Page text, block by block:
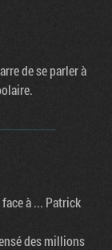
de se parler à
à ... Patrick
des millions